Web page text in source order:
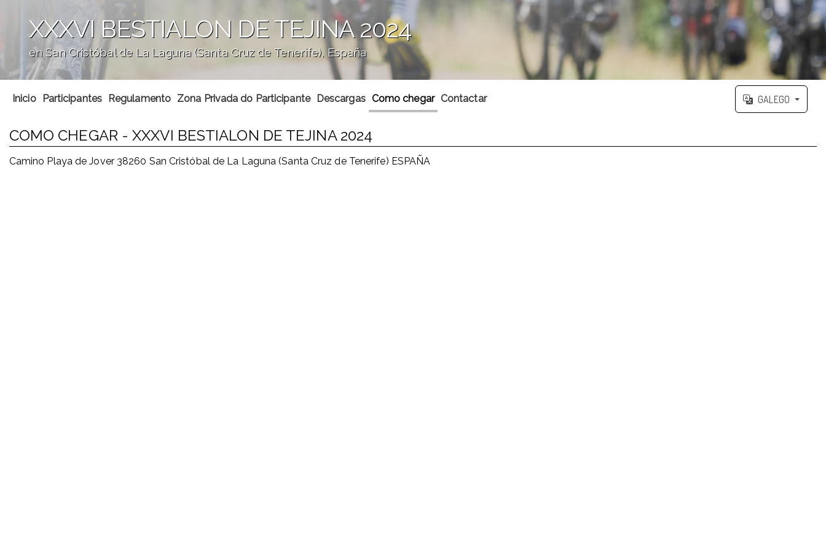
XXXVI BESTIALON DE TEJINA 2024
en San Cristóbal de La Laguna (Santa Cruz de Tenerife), España
Inicio Participantes Regulamento Zona Privada do Participante Descargas Como chegar Contactar GALEGO
COMO CHEGAR - XXXVI BESTIALON DE TEJINA 2024
Camino Playa de Jover 38260 San Cristóbal de La Laguna (Santa Cruz de Tenerife) ESPAÑA